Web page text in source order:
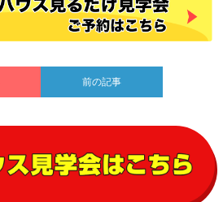
前の記事